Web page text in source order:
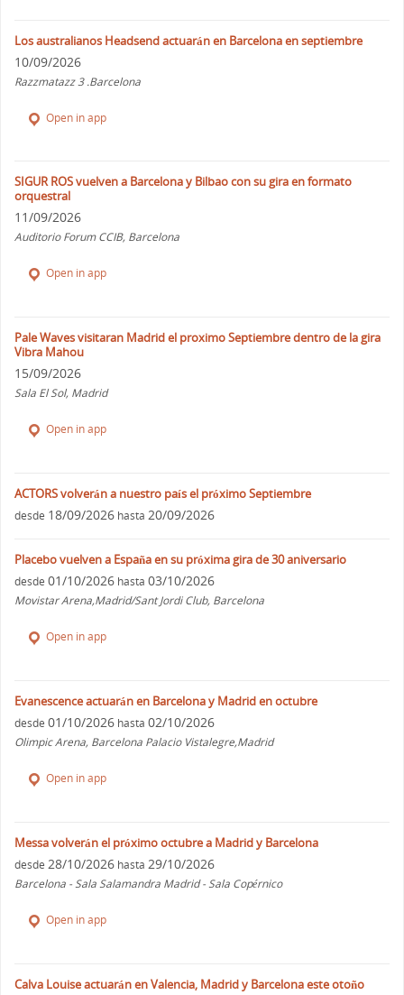
Los australianos Headsend actuarán en Barcelona en septiembre
10/09/2026
Razzmatazz 3 .Barcelona
Open in app
SIGUR ROS vuelven a Barcelona y Bilbao con su gira en formato
orquestral
11/09/2026
Auditorio Forum CCIB, Barcelona
Open in app
Pale Waves visitaran Madrid el proximo Septiembre dentro de la gira
Vibra Mahou
15/09/2026
Sala El Sol, Madrid
Open in app
ACTORS volverán a nuestro país el próximo Septiembre
desde 18/09/2026 hasta 20/09/2026
Placebo vuelven a España en su próxima gira de 30 aniversario
desde 01/10/2026 hasta 03/10/2026
Movistar Arena,Madrid/Sant Jordi Club, Barcelona
Open in app
Evanescence actuarán en Barcelona y Madrid en octubre
desde 01/10/2026 hasta 02/10/2026
Olimpic Arena, Barcelona Palacio Vistalegre,Madrid
Open in app
Messa volverán el próximo octubre a Madrid y Barcelona
desde 28/10/2026 hasta 29/10/2026
Barcelona - Sala Salamandra Madrid - Sala Copérnico
Open in app
Calva Louise actuarán en Valencia, Madrid y Barcelona este otoño